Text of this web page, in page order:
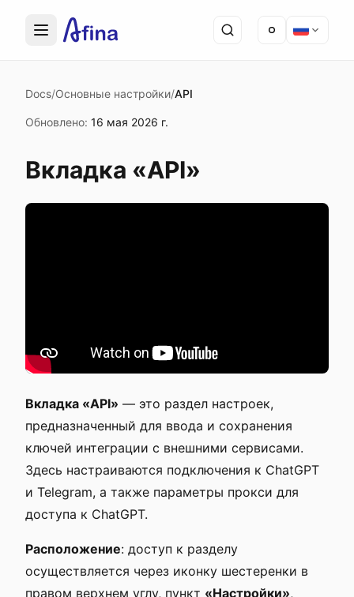
Docs/Основные настройки/API
Обновлено: 16 мая 2026 г.
Вкладка «API»
Вкладка «API» — это раздел настроек,
предназначенный для ввода и сохранения
ключей интеграции с внешними сервисами.
Здесь настраиваются подключения к ChatGPT
и Telegram, а также параметры прокси для
доступа к ChatGPT.
Расположение: доступ к разделу
осуществляется через иконку шестеренки в
правом верхнем углу, пункт «Настройки»,